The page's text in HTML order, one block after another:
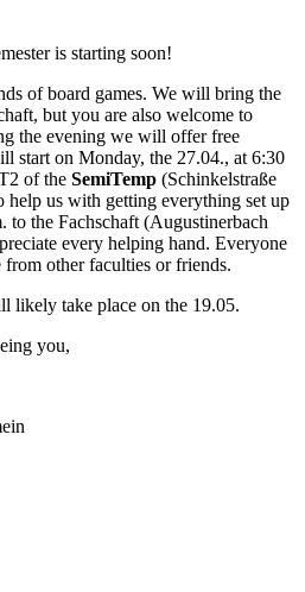
is starting soon!
of board games. We will bring the
but you are also welcome to
the evening we will offer free
start on Monday, the 27.04., at 6:30
of the SemiTemp (Schinkelstraße
us with getting everything set up
to the Fachschaft (Augustinerbach
every helping hand. Everyone
other faculties or friends.
likely take place on the 19.05.
you,